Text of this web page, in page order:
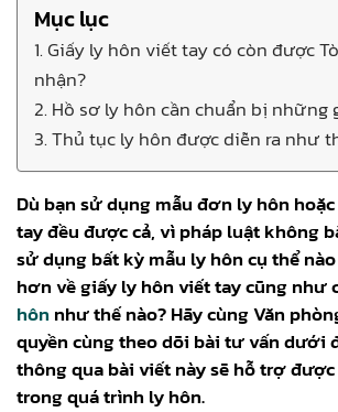
Mục lục
1. Giấy ly hôn viết tay có còn được
nhận?
2. Hồ sơ ly hôn cần chuẩn bị những
3. Thủ tục ly hôn được diễn ra như
Dù bạn sử dụng mẫu đơn ly hôn
tay đều được cả, vì pháp luật không
sử dụng bất kỳ mẫu ly hôn cụ thể
hơn về giấy ly hôn viết tay cũng như
hôn như thế nào? Hãy cùng Văn
quyền cùng theo dõi bài tư vấn dưới
thông qua bài viết này sẽ hỗ trợ được
trong quá trình ly hôn.